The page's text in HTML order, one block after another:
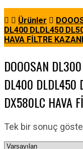
Ürünler
DL400 DLDL450
HAVA FİLTRE KAZANI
DOOOSAN
DL400 DLDL450
DX580LC HAVA
Tek bir sonuç